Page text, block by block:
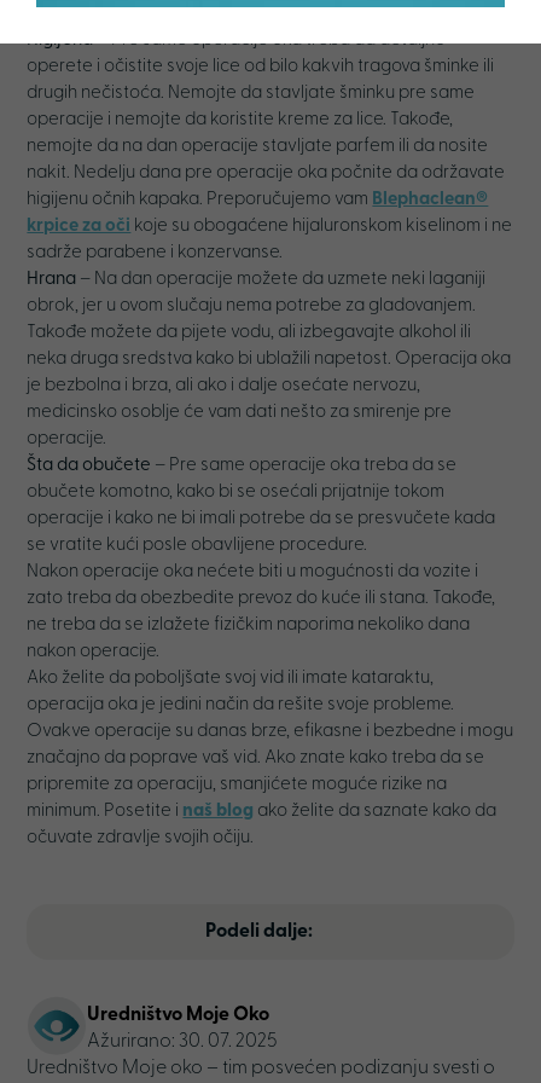
Higijena– Pre same operacije oka treba da detaljno
operete i očistite svoje lice od bilo kakvih tragova šminke ili
drugih nečistoća. Nemojte da stavljate šminku pre same
operacije i nemojte da koristite kreme za lice. Takođe,
nemojte da na dan operacije stavljate parfem ili da nosite
nakit. Nedelju dana pre operacije oka počnite da održavate
higijenu očnih kapaka. Preporučujemo vam Blephaclean®
krpice za oči koje su obogaćene hijaluronskom kiselinom i ne
sadrže parabene i konzervanse.
Hrana – Na dan operacije možete da uzmete neki laganiji
obrok, jer u ovom slučaju nema potrebe za gladovanjem.
Takođe možete da pijete vodu, ali izbegavajte alkohol ili
neka druga sredstva kako bi ublažili napetost. Operacija oka
je bezbolna i brza, ali ako i dalje osećate nervozu,
medicinsko osoblje će vam dati nešto za smirenje pre
operacije.
Šta da obučete – Pre same operacije oka treba da se
obučete komotno, kako bi se osećali prijatnije tokom
operacije i kako ne bi imali potrebe da se presvučete kada
se vratite kući posle obavlijene procedure.
Nakon operacije oka nećete biti u mogućnosti da vozite i
zato treba da obezbedite prevoz do kuće ili stana. Takođe,
ne treba da se izlažete fizičkim naporima nekoliko dana
nakon operacije.
Ako želite da poboljšate svoj vid ili imate kataraktu,
operacija oka je jedini način da rešite svoje probleme.
Ovakve operacije su danas brze, efikasne i bezbedne i mogu
značajno da poprave vaš vid. Ako znate kako treba da se
pripremite za operaciju, smanjićete moguće rizike na
minimum. Posetite i naš blog ako želite da saznate kako da
očuvate zdravlje svojih očiju.
Podeli dalje:
Uredništvo Moje Oko
Ažurirano: 30. 07. 2025
Uredništvo Moje oko – tim posvećen podizanju svesti o